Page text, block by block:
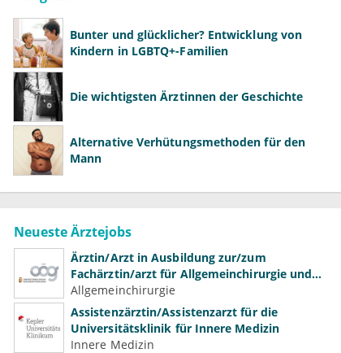
Bunter und glücklicher? Entwicklung von
Kindern in LGBTQ+-Familien
Die wichtigsten Ärztinnen der Geschichte
Alternative Verhütungsmethoden für den
Mann
Neueste Ärztejobs
Ärztin/Arzt in Ausbildung zur/zum
Fachärztin/arzt für Allgemeinchirurgie und
Gefäßchirurgie
Allgemeinchirurgie
Assistenzärztin/Assistenzarzt für die
Universitätsklinik für Innere Medizin
Innere Medizin